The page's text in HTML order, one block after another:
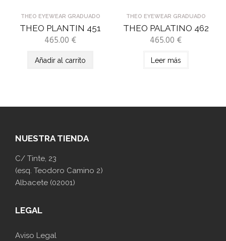
THEO EYEWEAR GRADUADO
THEO PLANTIN 451
465.00 €
Añadir al carrito
THEO EYEWEAR GRADUADO
THEO PALATINO 462
465.00 €
Leer más
NUESTRA TIENDA
C/ Tinte, 23
(esq. Teodoro Camino 2)
Albacete (02001)
LEGAL
Aviso Legal